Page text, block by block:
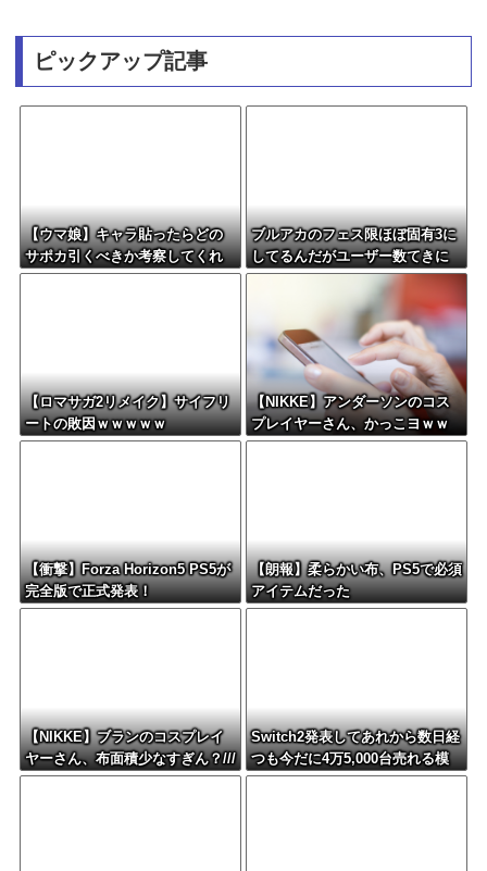
ピックアップ記事
【ウマ娘】キャラ貼ったらどの
サポカ引くべきか考察してくれ
るツールない？
ブルアカのフェス限ほぼ固有3に
してるんだがユーザー数てきに
はどんなもん？
【ロマサガ2リメイク】サイフリ
ートの敗因ｗｗｗｗｗ
【NIKKE】アンダーソンのコス
プレイヤーさん、かっこヨｗｗ
ｗｗｗｗ
【衝撃】Forza Horizon5 PS5が
完全版で正式発表！
【朗報】柔らかい布、PS5で必須
アイテムだった
【NIKKE】ブランのコスプレイ
ヤーさん、布面積少なすぎん？///
Switch2発表してあれから数日経
つも今だに4万5,000台売れる模
様・・・・・・